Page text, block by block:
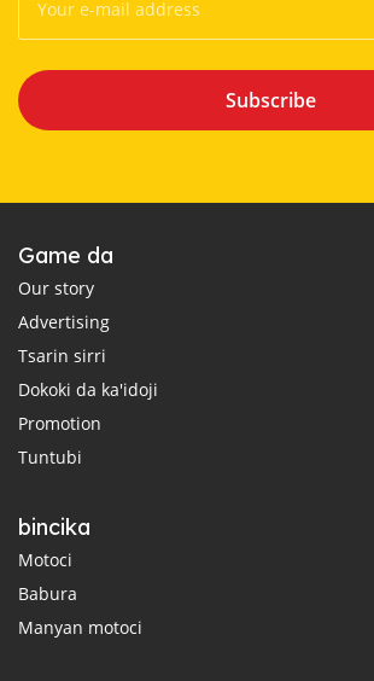
Subscribe
Game da
Our story
Advertising
Tsarin sirri
Dokoki da ka'idoji
Promotion
Tuntubi
bincika
Motoci
Babura
Manyan motoci